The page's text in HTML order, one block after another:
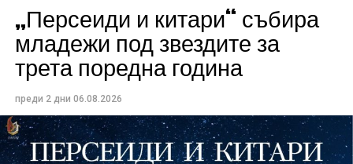
Всички събития ще се проведат в парк „Максим
Райкович“, срещу часовниковата кула, с вход
свободен. Програмата ще започне на 12 август с
изпълнители GoGo, Toria, ZoV & Vakavliev.
„Персеиди и китари“ събира
младежи под звездите за
трета поредна година
преди 2 дни 06.08.2026